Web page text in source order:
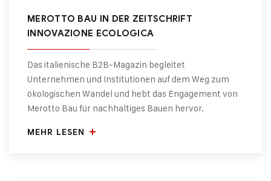
MEROTTO BAU IN DER ZEITSCHRIFT
INNOVAZIONE ECOLOGICA
Das italienische B2B-Magazin begleitet
Unternehmen und Institutionen auf dem Weg zum
ökologischen Wandel und hebt das Engagement von
Merotto Bau für nachhaltiges Bauen hervor.
MEHR LESEN